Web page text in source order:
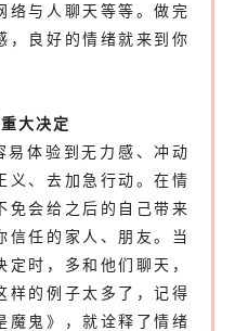
络与人聊天等等。做完
，良好的情绪就来到你
大决定
易体验到无力感、冲动
义、去加急行动。在情
免会给之后的自己带来
信任的家人、朋友。当
时，多和他们聊天，
样的例子太多了，记得
魔鬼》，就诠释了情绪